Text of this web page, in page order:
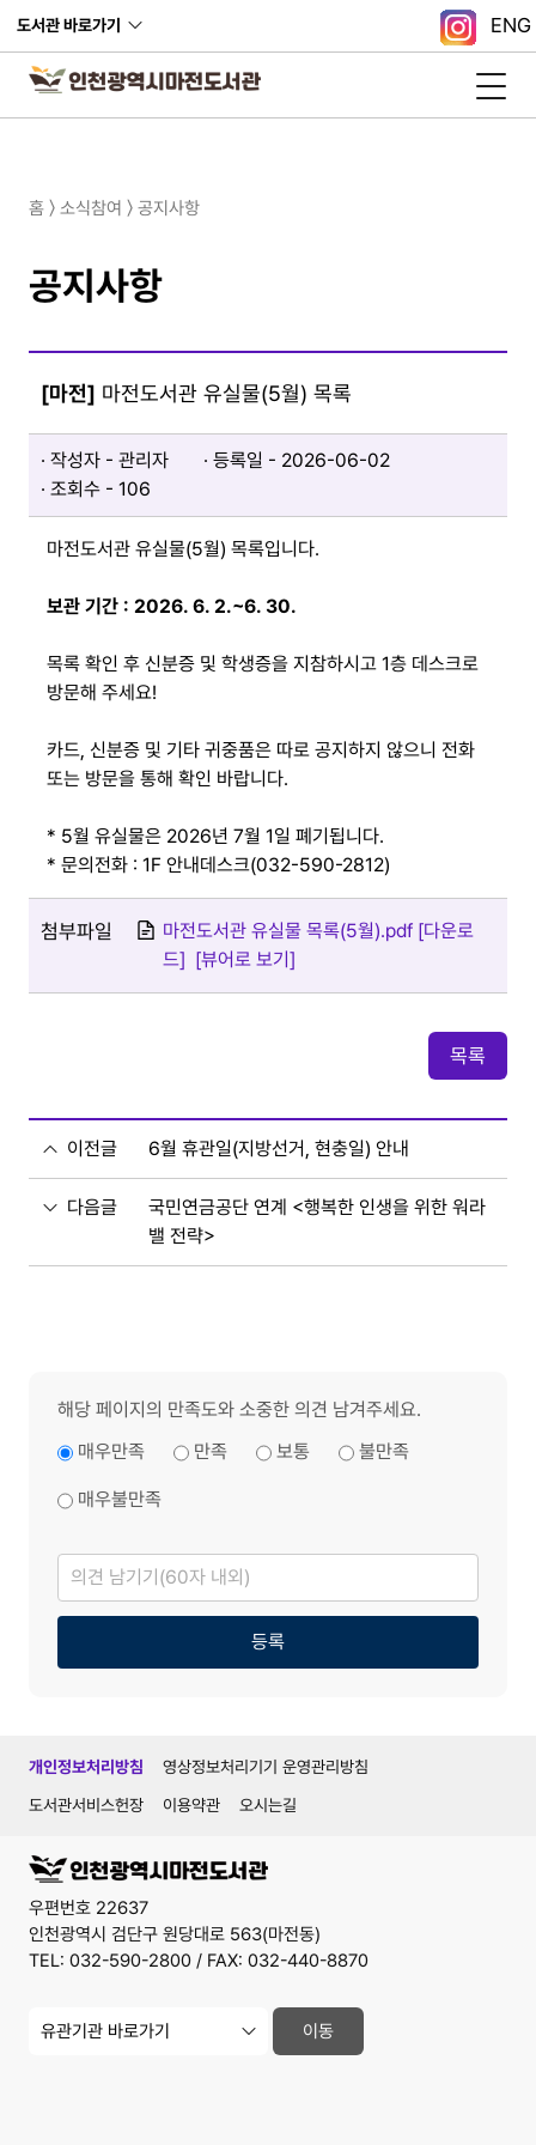
도서관 바로가기 ENG
홈 〉 소식참여 〉 공지사항
공지사항
[마전] 마전도서관 유실물(5월) 목록
작성자 - 관리자
등록일 - 2026-06-02​
조회수 - 106
마전도서관 유실물(5월) 목록입니다.
보관 기간 : 2026. 6. 2.~6. 30.
목록 확인 후 신분증 및 학생증을 지참하시고 1층 데스크로
방문해 주세요!
카드, 신분증 및 기타 귀중품은 따로 공지하지 않으니 전화
또는 방문을 통해 확인 바랍니다.
* 5월 유실물은 2026년 7월 1일 폐기됩니다.
* 문의전화 : 1F 안내데스크(032-590-2812)
첨부파일
마전도서관 유실물 목록(5월).pdf [다운로
드] [뷰어로 보기]
목록
이전글 6월 휴관일(지방선거, 현충일) 안내
다음글
국민연금공단 연계 <행복한 인생을 위한 워라
밸 전략>
해당 페이지의 만족도와 소중한 의견 남겨주세요.
매우만족
만족 보통 불만족
매우불만족
의
견
남
기
등록
개인정보처리방침
영상정보처리기기 운영관리방침
도서관서비스헌장
이용약관 오시는길
우편번호 22637
인천광역시 검단구 원당대로 563(마전동)
TEL: 032-590-2800 / FAX: 032-440-8870
관
이동